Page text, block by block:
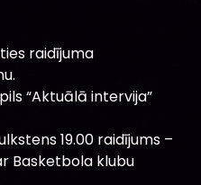
raidījuma
“Aktuālā intervija”
19.00 raidījums –
Basketbola klubu